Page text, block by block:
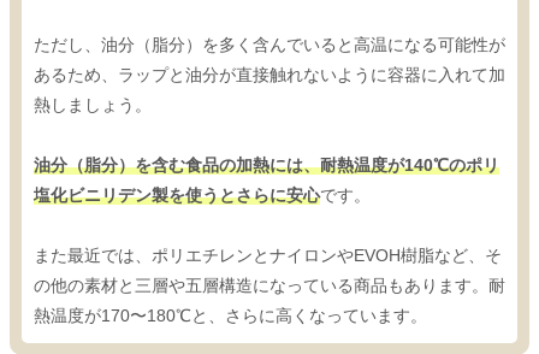
ただし、油分（脂分）を多く含んでいると高温になる可能性が
あるため、ラップと油分が直接触れないように容器に入れて加
熱しましょう。
油分（脂分）を含む食品の加熱には、耐熱温度が140℃のポリ
塩化ビニリデン製を使うとさらに安心です。
また最近では、ポリエチレンとナイロンやEVOH樹脂など、そ
の他の素材と三層や五層構造になっている商品もあります。耐
熱温度が170〜180℃と、さらに高くなっています。